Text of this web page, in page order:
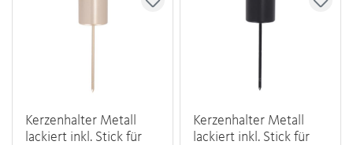
Kerzenhalter Metall
lackiert inkl. Stick für
Kerzenhalter Metall
lackiert inkl. Stick für